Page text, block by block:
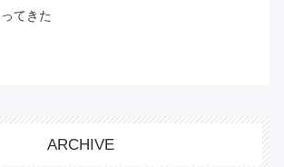
ってきた
ARCHIVE